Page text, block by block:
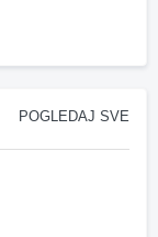
POGLEDAJ SVE